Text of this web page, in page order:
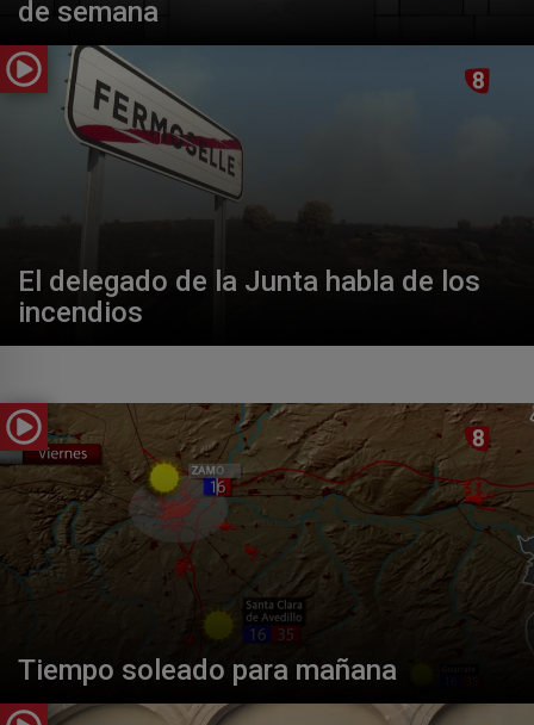
de semana
El delegado de la Junta habla de los
incendios
Tiempo soleado para mañana